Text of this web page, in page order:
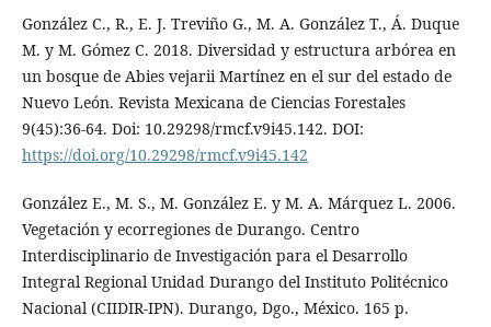
González C., R., E. J. Treviño G., M. A. González T., Á. Duque
M. y M. Gómez C. 2018. Diversidad y estructura arbórea en
un bosque de Abies vejarii Martínez en el sur del estado de
Nuevo León. Revista Mexicana de Ciencias Forestales
9(45):36-64. Doi: 10.29298/rmcf.v9i45.142. DOI:
https://doi.org/10.29298/rmcf.v9i45.142
González E., M. S., M. González E. y M. A. Márquez L. 2006.
Vegetación y ecorregiones de Durango. Centro
Interdisciplinario de Investigación para el Desarrollo
Integral Regional Unidad Durango del Instituto Politécnico
Nacional (CIIDIR-IPN). Durango, Dgo., México. 165 p.